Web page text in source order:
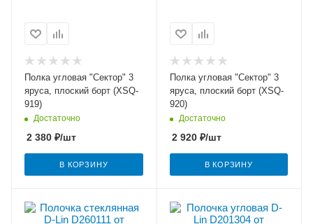
Полка угловая "Сектор" 3
яруса, плоский борт (XSQ-
919)
Достаточно
2 380 ₽/шт
В КОРЗИНУ
Полка угловая "Сектор" 3
яруса, плоский борт (XSQ-
920)
Достаточно
2 920₽/шт
В КОРЗИНУ